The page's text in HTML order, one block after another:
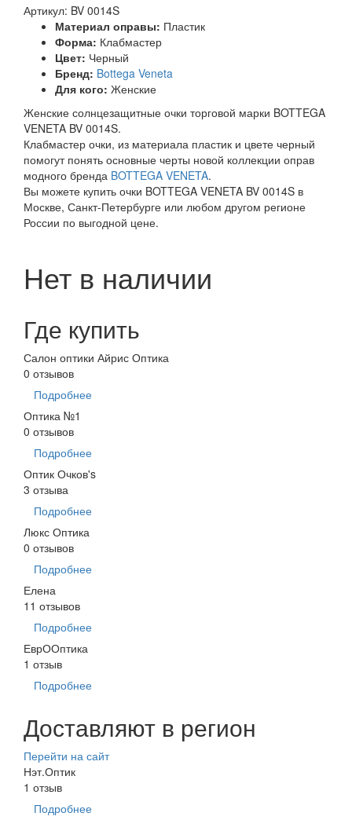
Артикул: BV 0014S
Материал оправы: Пластик
Форма: Клабмастер
Цвет: Черный
Бренд: Bottega Veneta
Для кого: Женские
Женские солнцезащитные очки торговой марки BOTTEGA
VENETA BV 0014S.
Клабмастер очки, из материала пластик и цвете черный
помогут понять основные черты новой коллекции оправ
модного бренда BOTTEGA VENETA.
Вы можете купить очки BOTTEGA VENETA BV 0014S в
Москве, Санкт-Петербурге или любом другом регионе
России по выгодной цене.
Нет в наличии
Где купить
Салон оптики Айрис Оптика
0 отзывов
Подробнее
Оптика №1
0 отзывов
Подробнее
Оптик Очков's
3 отзыва
Подробнее
Люкс Оптика
0 отзывов
Подробнее
Елена
11 отзывов
Подробнее
ЕврООптика
1 отзыв
Подробнее
Доставляют в регион
Перейти на сайт
Нэт.Оптик
1 отзыв
Подробнее